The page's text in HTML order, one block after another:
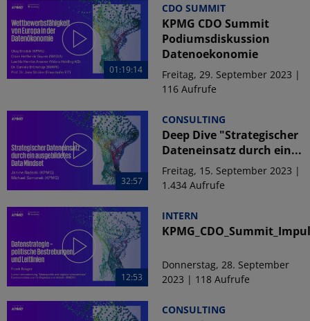
01:19:14
CDO SUMMIT
KPMG CDO Summit
Podiumsdiskussion
Datenoekonomie
Freitag, 29. September 2023 |
116 Aufrufe
32:57
CONSULTING
Deep Dive "Strategischer
Dateneinsatz durch ein...
Freitag, 15. September 2023 |
1.434 Aufrufe
12:53
INTERN
Donnerstag, 28. September
2023 | 118 Aufrufe
CONSULTING